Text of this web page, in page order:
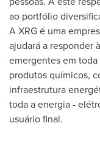
ao portfólio
A XRG é uma
ajudará a responder
emergentes em
produtos químicos,
infraestrutura
toda a energia -
usuário final.